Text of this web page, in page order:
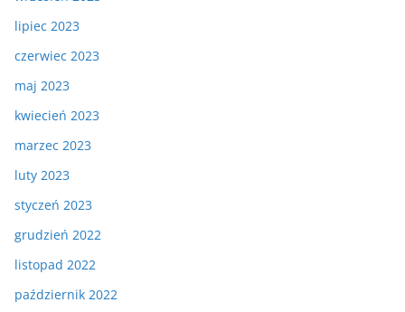
lipiec 2023
czerwiec 2023
maj 2023
kwiecień 2023
marzec 2023
luty 2023
styczeń 2023
grudzień 2022
listopad 2022
październik 2022